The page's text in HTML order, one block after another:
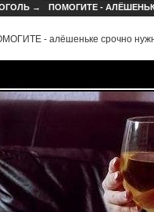
→ ПОМОГИТЕ -
- алёшеньке срочно